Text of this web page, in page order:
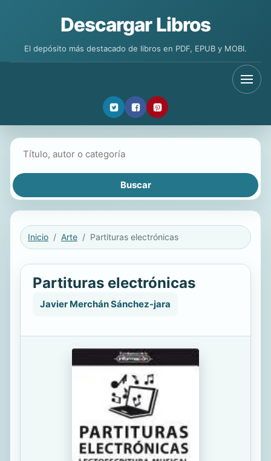
Descargar Libros
El depósito más destacado de libros en PDF, EPUB y MOBI.
Inicio Arte Partituras electrónicas
Partituras electrónicas
Javier Merchán Sánchez-jara